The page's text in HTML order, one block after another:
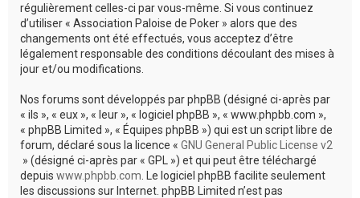
régulièrement celles-ci par vous-même. Si vous continuez
d’utiliser « Association Paloise de Poker » alors que des
changements ont été effectués, vous acceptez d’être
légalement responsable des conditions découlant des mises à
jour et/ou modifications.
Nos forums sont développés par phpBB (désigné ci-après par
« ils », « eux », « leur », « logiciel phpBB », « www.phpbb.com »,
« phpBB Limited », « Équipes phpBB ») qui est un script libre de
forum, déclaré sous la licence « GNU General Public License v2
» (désigné ci-après par « GPL ») et qui peut être téléchargé
depuis www.phpbb.com . Le logiciel phpBB facilite seulement
les discussions sur Internet. phpBB Limited n’est pas